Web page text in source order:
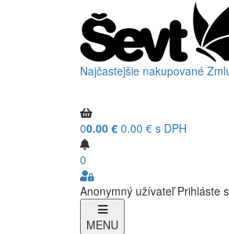
Najčastejšie nakupované
00.00 € 0.00 € s DPH
0
Anonymný užívateľ Prihláste
MENU